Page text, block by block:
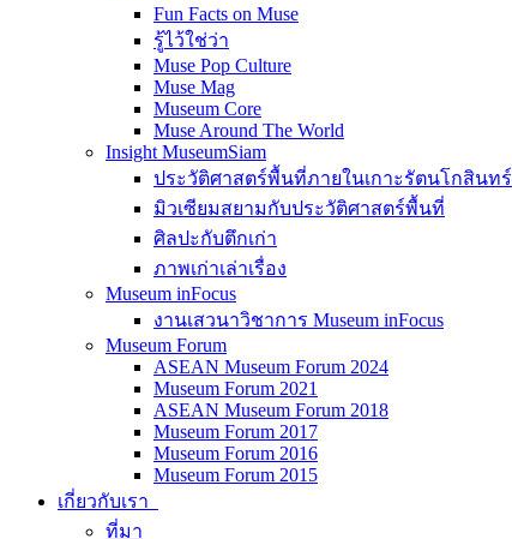
Fun Facts on Muse
รู้ไว้ใช่ว่า
Muse Pop Culture
Muse Mag
Museum Core
Muse Around The World
Insight MuseumSiam
ประวัติศาสตร์พื้นที่ภายในเกาะรัตนโกสินทร์
มิวเซียมสยามกับประวัติศาสตร์พื้นที่
ศิลปะกับตึกเก่า
ภาพเก่าเล่าเรื่อง
Museum inFocus
งานเสวนาวิชาการ Museum inFocus
Museum Forum
ASEAN Museum Forum 2024
Museum Forum 2021
ASEAN Museum Forum 2018
Museum Forum 2017
Museum Forum 2016
Museum Forum 2015
เกี่ยวกับเรา
ที่มา